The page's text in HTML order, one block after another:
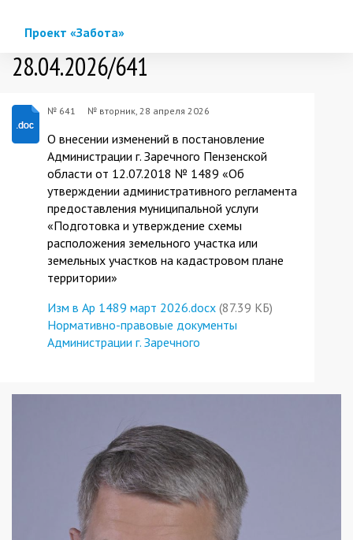
Проект «Забота»
28.04.2026/641
№ 641 № вторник, 28 апреля 2026
О внесении изменений в постановление
Администрации г. Заречного Пензенской
области от 12.07.2018 № 1489 «Об
утверждении административного регламента
предоставления муниципальной услуги
«Подготовка и утверждение схемы
расположения земельного участка или
земельных участков на кадастровом плане
территории»
Изм в Ар 1489 март 2026.docx (87.39 КБ)
Нормативно-правовые документы
Администрации г. Заречного